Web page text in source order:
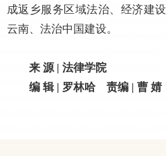
成返乡服务区域法治、经济建
云南、法治中国建设。
来 源 | 法律学院
编 辑 | 罗林哈 责编 | 曹 婧